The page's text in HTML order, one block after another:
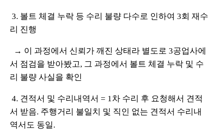
3. 볼트 체결 누락 등 수리 불량 다수로 인하여 3회 재수
리 진행
→ 이 과정에서 신뢰가 깨진 상태라 별도로 3공업사에
서 점검을 받아봤고, 그 과정에서 볼트 체결 누락 및 수
리 불량 사실을 확인
4. 견적서 및 수리내역서 = 1차 수리 후 요청해서 견적
서 받음. 주행거리 불일치 및 직인 없는 견적서 수리내
역서도 동일.